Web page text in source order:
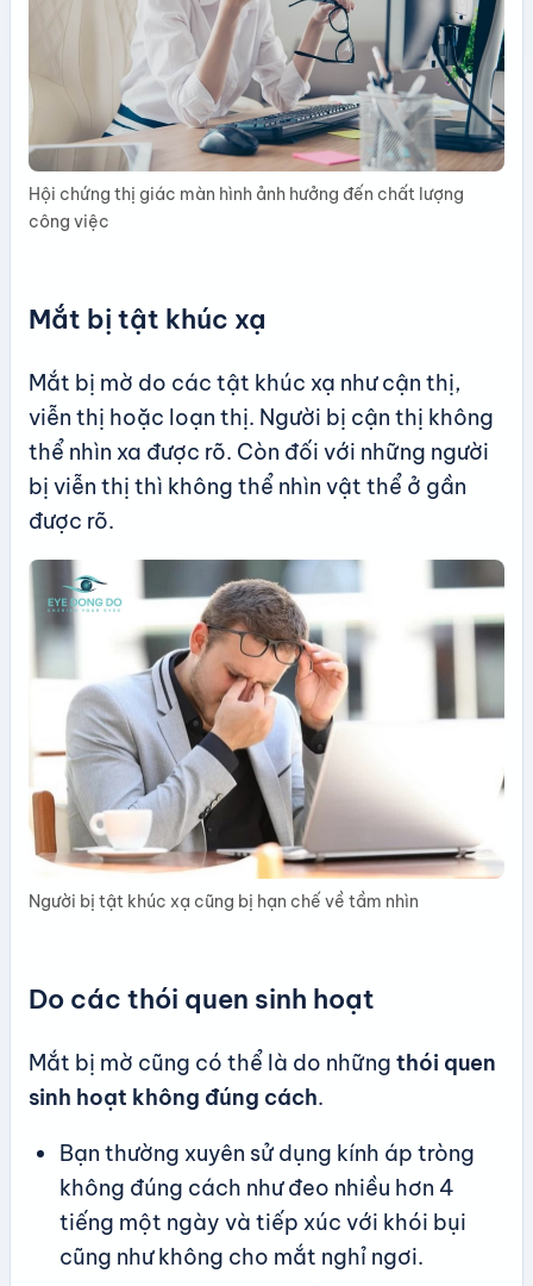
Hội chứng thị giác màn hình ảnh hưởng đến chất lượng
công việc
Mắt bị tật khúc xạ
Mắt bị mờ do các tật khúc xạ như cận thị,
viễn thị hoặc loạn thị. Người bị cận thị không
thể nhìn xa được rõ. Còn đối với những người
bị viễn thị thì không thể nhìn vật thể ở gần
được rõ.
Người bị tật khúc xạ cũng bị hạn chế về tầm nhìn
Do các thói quen sinh hoạt
Mắt bị mờ cũng có thể là do những thói quen
sinh hoạt không đúng cách.
Bạn thường xuyên sử dụng kính áp tròng
không đúng cách như đeo nhiều hơn 4
tiếng một ngày và tiếp xúc với khói bụi
cũng như không cho mắt nghỉ ngơi.